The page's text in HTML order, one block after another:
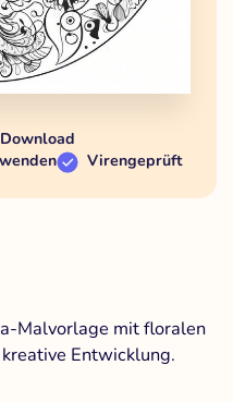
Virengeprüft
Malvorlage mit floralen
Entwicklung.